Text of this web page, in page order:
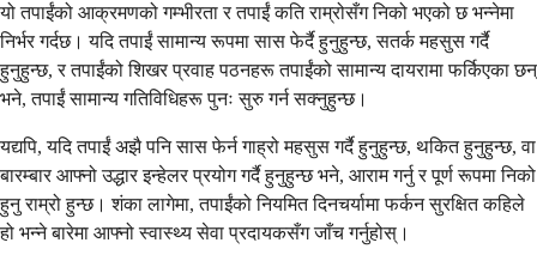
यो तपाईंको आक्रमणको गम्भीरता र तपाईं कति राम्रोसँग निको भएको छ भन्नेमा
निर्भर गर्दछ। यदि तपाईं सामान्य रूपमा सास फेर्दै हुनुहुन्छ, सतर्क महसुस गर्दै
हुनुहुन्छ, र तपाईंको शिखर प्रवाह पठनहरू तपाईंको सामान्य दायरामा फर्किएका छन्
भने, तपाईं सामान्य गतिविधिहरू पुनः सुरु गर्न सक्नुहुन्छ।
यद्यपि, यदि तपाईं अझै पनि सास फेर्न गाह्रो महसुस गर्दै हुनुहुन्छ, थकित हुनुहुन्छ, वा
बारम्बार आफ्नो उद्धार इन्हेलर प्रयोग गर्दै हुनुहुन्छ भने, आराम गर्नु र पूर्ण रूपमा निको
हुनु राम्रो हुन्छ। शंका लागेमा, तपाईंको नियमित दिनचर्यामा फर्कन सुरक्षित कहिले
हो भन्ने बारेमा आफ्नो स्वास्थ्य सेवा प्रदायकसँग जाँच गर्नुहोस्।